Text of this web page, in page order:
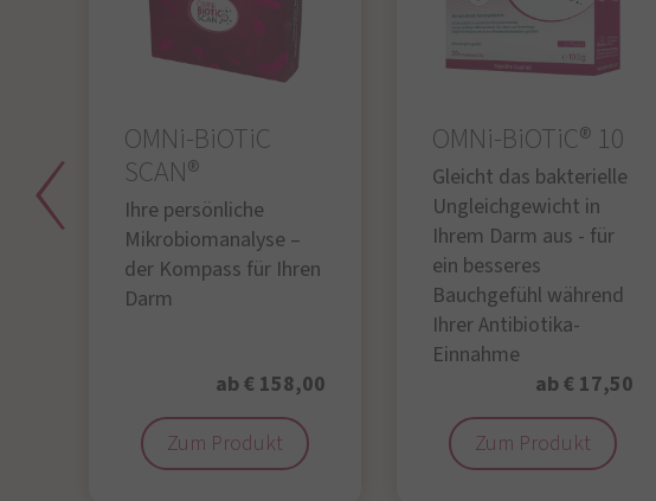
OMNi-BiOTiC
SCAN®
Ihre persönliche
Mikrobiomanalyse –
der Kompass für Ihren
Darm
ab € 158,00
Zum Produkt
OMNi-BiOTiC® 10
Gleicht das bakterielle
Ungleichgewicht in
Ihrem Darm aus - für
ein besseres
Bauchgefühl während
Ihrer Antibiotika-
Einnahme
ab € 17,50
Zum Produkt